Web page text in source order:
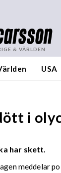
& VÄRLDEN
USA
i
har skett.
meddelar